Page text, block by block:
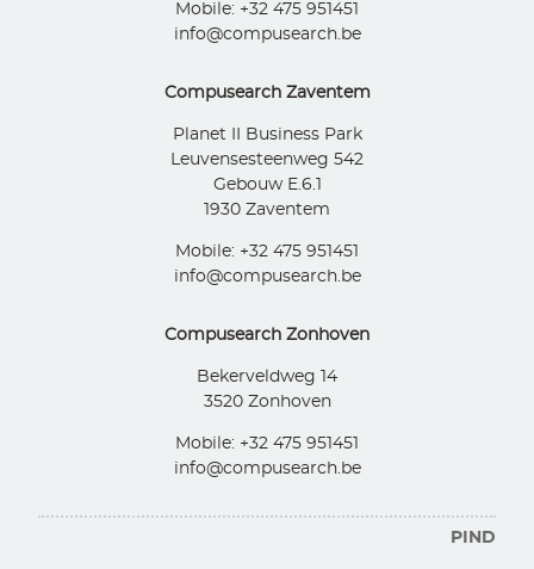
Mobile: +32 475 951451
info@compusearch.be
Compusearch Zaventem
Planet II Business Park
Leuvensesteenweg 542
Gebouw E.6.1
1930 Zaventem
Mobile: +32 475 951451
info@compusearch.be
Compusearch Zonhoven
Bekerveldweg 14
3520 Zonhoven
Mobile: +32 475 951451
info@compusearch.be
PIND